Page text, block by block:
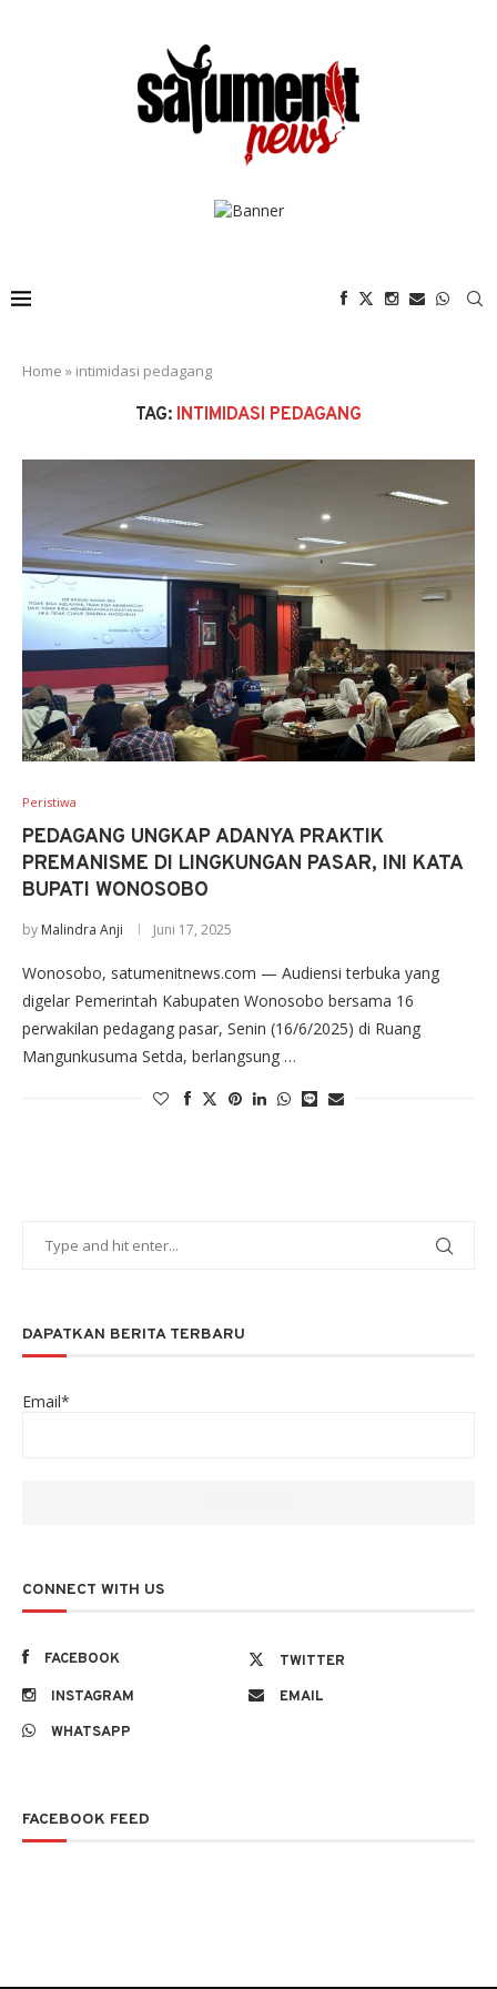
Home » intimidasi pedagang
TAG: INTIMIDASI PEDAGANG
Peristiwa
PEDAGANG UNGKAP ADANYA PRAKTIK
PREMANISME DI LINGKUNGAN PASAR, INI KATA
BUPATI WONOSOBO
by Malindra Anji Juni 17, 2025
Wonosobo, satumenitnews.com — Audiensi terbuka yang
digelar Pemerintah Kabupaten Wonosobo bersama 16
perwakilan pedagang pasar, Senin (16/6/2025) di Ruang
Mangunkusuma Setda, berlangsung …
DAPATKAN BERITA TERBARU
Email*
CONNECT WITH US
FACEBOOK
TWITTER
INSTAGRAM
EMAIL
WHATSAPP
FACEBOOK FEED